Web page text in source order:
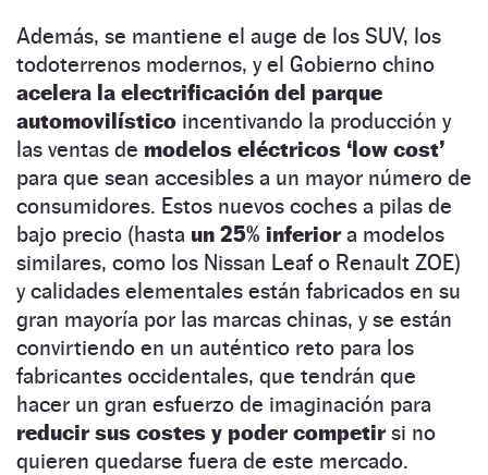
Además, se mantiene el auge de los SUV, los
todoterrenos modernos, y el Gobierno chino
acelera la electrificación del parque
automovilístico incentivando la producción y
las ventas de modelos eléctricos ‘low cost’
para que sean accesibles a un mayor número de
consumidores. Estos nuevos coches a pilas de
bajo precio (hasta un 25% inferiora modelos
similares, como los Nissan Leaf o Renault ZOE)
y calidades elementales están fabricados en su
gran mayoría por las marcas chinas, y se están
convirtiendo en un auténtico reto para los
fabricantes occidentales, que tendrán que
hacer un gran esfuerzo de imaginación para
reducir sus costes y poder competirsi no
quieren quedarse fuera de este mercado.